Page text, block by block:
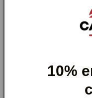
perfecta para
casa, oficina o
O simplemente
Lo bueno de la
limpiar y no
10%